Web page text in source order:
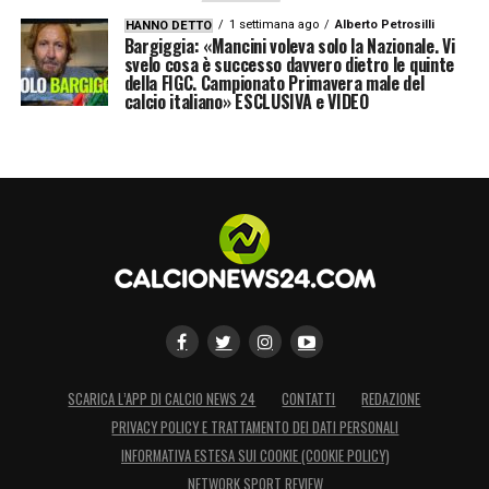
LA PLAYLIST DELLE NOSTRE TOP NEWS
HANNO DETTO 1 settimana ago Alberto Petrosilli
Bargiggia: «Mancini voleva solo la Nazionale. Vi
svelo cosa è successo davvero dietro le quinte
della FIGC. Campionato Primavera male del
calcio italiano» ESCLUSIVA e VIDEO
SCARICA L’APP DI CALCIO NEWS 24 CONTATTI
REDAZIONE
PRIVACY POLICY E TRATTAMENTO DEI DATI PERSONALI
INFORMATIVA ESTESA SUI COOKIE (COOKIE POLICY)
NETWORK SPORT REVIEW